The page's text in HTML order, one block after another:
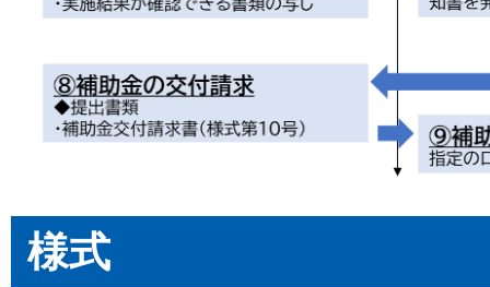
様式